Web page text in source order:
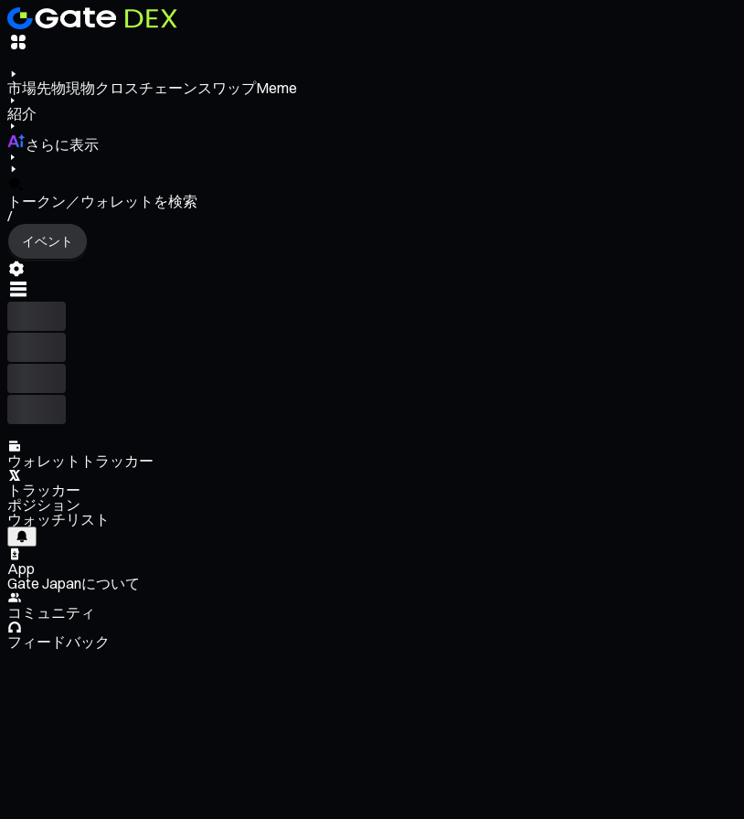
市場先物現物クロスチェーンスワップMeme
紹介
さらに表示
トークン／ウォレットを検索
/
イベント
ウォレットトラッカー
トラッカー
ポジション
ウォッチリスト
App
Gate Japanについて
コミュニティ
フィードバック